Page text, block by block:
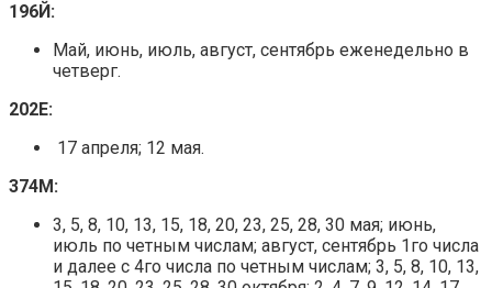
196Й:
Май, июнь, июль, август, сентябрь еженедельно в
четверг.
202Е:
17 апреля; 12 мая.
374М:
3, 5, 8, 10, 13, 15, 18, 20, 23, 25, 28, 30 мая; июнь,
июль по четным числам; август, сентябрь 1го числа
и далее с 4го числа по четным числам; 3, 5, 8, 10, 13,